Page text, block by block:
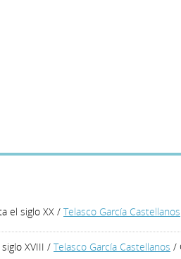
el siglo XX / Telasco García Castellanos
XVIII / Telasco García Castellanos /